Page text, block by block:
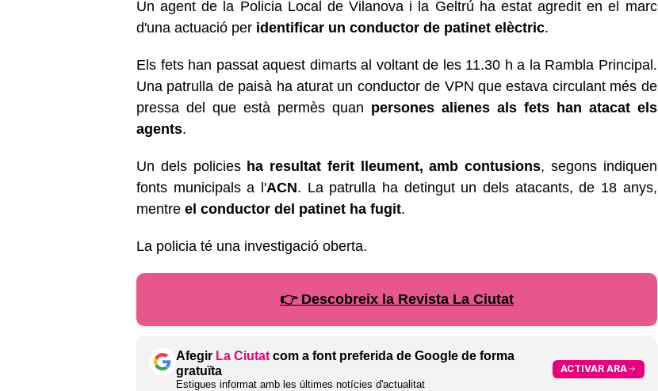
Un agent de la Policia Local de Vilanova i la Geltrú ha estat agredit en el marc
d'una actuació per identificar un conductor de patinet elèctric.
Els fets han passat aquest dimarts al voltant de les 11.30 h a la Rambla Principal.
Una patrulla de paisà ha aturat un conductor de VPN que estava circulant més de
pressa del que està permès quan persones alienes als fets han atacat els
agents.
Un dels policies ha resultat ferit lleument, amb contusions, segons indiquen
fonts municipals a l'ACN. La patrulla ha detingut un dels atacants, de 18 anys,
mentre el conductor del patinet ha fugit.
La policia té una investigació oberta.
👉 Descobreix la Revista La Ciutat
Afegir La Ciutat com a font preferida de Google de forma
gratuïta
Estigues informat amb les últimes notícies d'actualitat
ACTIVAR ARA